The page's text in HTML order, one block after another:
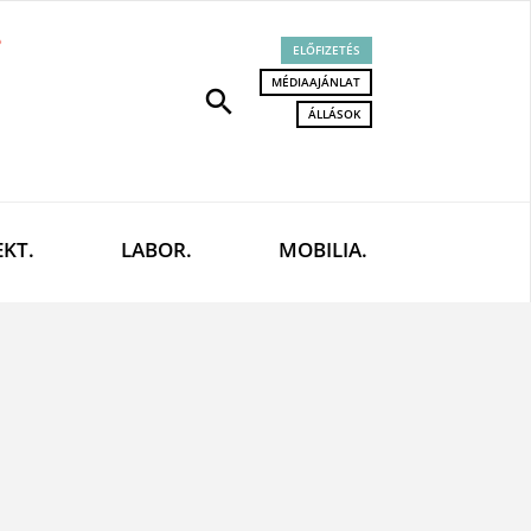
search
ELŐFIZETÉS
MÉDIAAJÁNLAT
ÁLLÁSOK
LABOR. MOBILIA.